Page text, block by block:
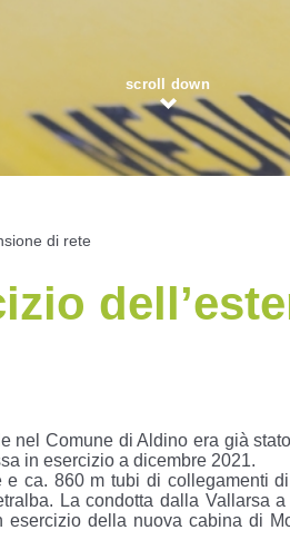
scroll down
di rete
nel Comune di Aldino era già
in esercizio a dicembre 2021.
ca. 860 m tubi di collegamenti
La condotta dalla Vallarsa
della nuova cabina di